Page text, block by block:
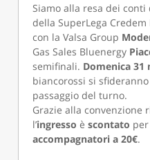
Siamo alla resa dei
della SuperLega
con la Valsa Group
Gas Sales Bluenergy
semifinali. Domenica 31
biancorossi si
passaggio del turno.
Grazie alla convenzione
l’ingressoèscontato
accompagnatori a 20€.